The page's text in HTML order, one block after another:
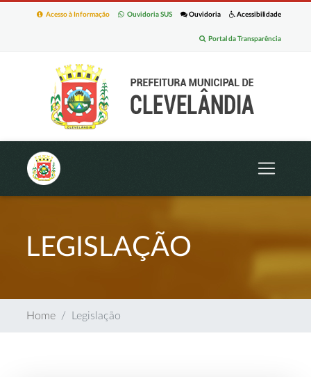
Acessibilidade
Ouvidoria
Ouvidoria SUS
Acesso à Informação
Portal da Transparência
LEGISLAÇÃO
Home Legislação